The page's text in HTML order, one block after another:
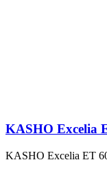
KASHO Excelia
KASHO Excelia ET